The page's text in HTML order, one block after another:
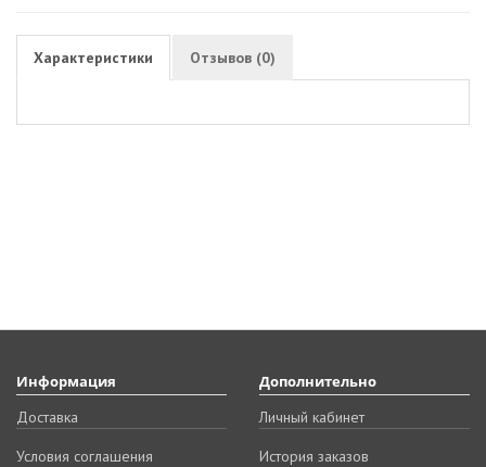
Характеристики Отзывов (0)
Информация
Доставка
Условия соглашения
Дополнительно
Личный кабинет
История заказов